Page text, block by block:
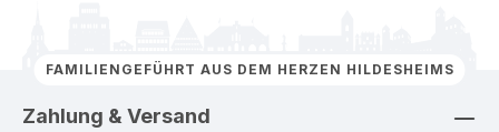
FAMILIENGEFÜHRT AUS DEM HERZEN HILDESHEIMS
Zahlung & Versand